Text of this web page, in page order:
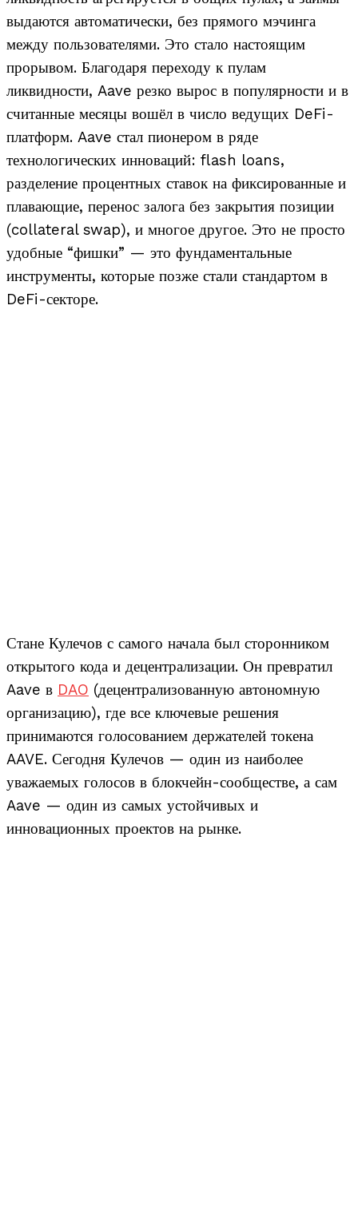
выдаются автоматически, без прямого мэчинга
между пользователями. Это стало настоящим
прорывом. Благодаря переходу к пулам
ликвидности, Aave резко вырос в популярности и в
считанные месяцы вошёл в число ведущих DeFi-
платформ. Aave стал пионером в ряде
технологических инноваций: flash loans,
разделение процентных ставок на фиксированные и
плавающие, перенос залога без закрытия позиции
(collateral swap), и многое другое. Это не просто
удобные “фишки” — это фундаментальные
инструменты, которые позже стали стандартом в
DeFi-секторе.
Стане Кулечов с самого начала был сторонником
открытого кода и децентрализации. Он превратил
Aave в DAO (децентрализованную автономную
организацию), где все ключевые решения
принимаются голосованием держателей токена
AAVE. Сегодня Кулечов — один из наиболее
уважаемых голосов в блокчейн-сообществе, а сам
Aave — один из самых устойчивых и
инновационных проектов на рынке.